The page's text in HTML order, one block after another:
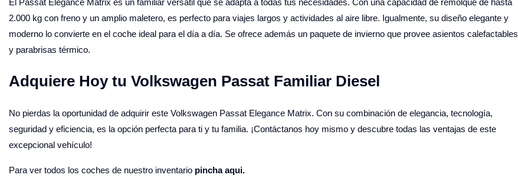
2.000 kg con freno y un amplio maletero, es perfecto para viajes largos y actividades al aire libre. Igualmente, su diseño elegante y
moderno lo convierte en el coche ideal para el día a día. Se ofrece además un paquete de invierno que provee asientos calefactables
y parabrisas térmico.
Adquiere Hoy tu Volkswagen Passat Familiar Diesel
No pierdas la oportunidad de adquirir este Volkswagen Passat Elegance Matrix. Con su combinación de elegancia, tecnología,
seguridad y eficiencia, es la opción perfecta para ti y tu familia. ¡Contáctanos hoy mismo y descubre todas las ventajas de este
excepcional vehículo!
Para ver todos los coches de nuestro inventario pincha aqui.